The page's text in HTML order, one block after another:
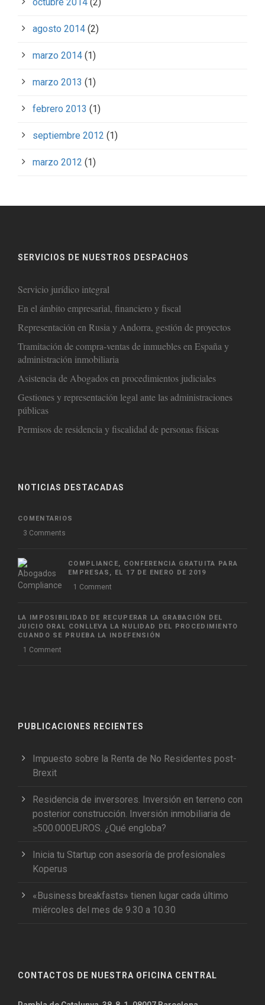
agosto 2014 (2)
marzo 2014 (1)
marzo 2013 (1)
febrero 2013 (1)
septiembre 2012 (1)
marzo 2012 (1)
SERVICIOS DE NUESTROS DESPACHOS
Servicio jurídico integral
En el ámbito empresarial, financiero y fiscal
Representación en Rusia y Andorra, gestión de proyectos
Tramitación de compra-ventas de inmuebles en España y
administración inmobiliaria
Asistencia de Abogados en procedimientos judiciales
Gestiones y representación legal ante las administraciones
públicas
Permisos de residencia y fiscalidad de personas físicas
NOTICIAS DESTACADAS
COMENTARIOS
3 Comments
COMPLIANCE, CONFERENCIA GRATUITA PARA
EMPRESAS, EL 17 DE ENERO DE 2019
1 Comment
LA IMPOSIBILIDAD DE RECUPERAR LA GRABACIÓN DEL
JUICIO ORAL CONLLEVA LA NULIDAD DEL PROCEDIMIENTO
CUANDO SE PRUEBA LA INDEFENSIÓN
1 Comment
PUBLICACIONES RECIENTES
Impuesto sobre la Renta de No Residentes post-
Brexit
Residencia de inversores. Inversión en terreno con
posterior construcción. Inversión inmobiliaria de
≥500.000EUROS. ¿Qué engloba?
Inicia tu Startup con asesoría de profesionales
Koperus
«Business breakfasts» tienen lugar cada último
miércoles del mes de 9.30 a 10.30
CONTACTOS DE NUESTRA OFICINA CENTRAL